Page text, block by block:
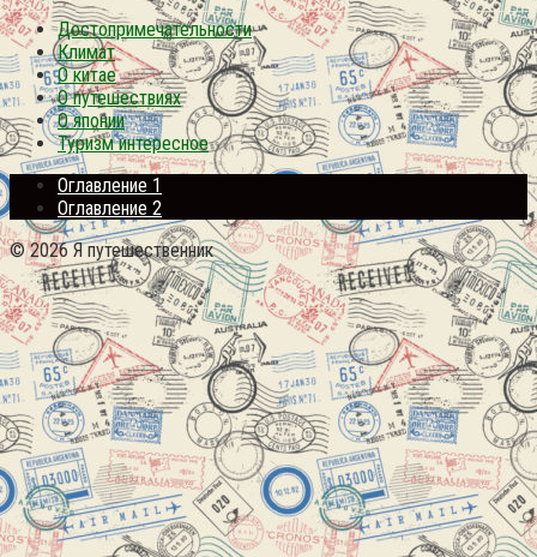
Достопримечательности
Климат
О китае
О путешествиях
О японии
Туризм интересное
Оглавление 1
Оглавление 2
© 2026 Я путешественник